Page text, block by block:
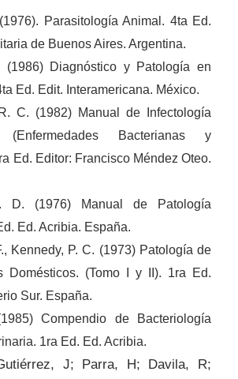
Parasitología Animal. 4ta Ed.
de Buenos Aires. Argentina.
(1986) Diagnóstico y Patología en
Ed. Edit. Interamericana. México.
C. (1982) Manual de Infectología
(Enfermedades Bacterianas y
Ed. Editor: Francisco Méndez Oteo.
D. (1976) Manual de Patología
Ed. Acribia. España.
Kennedy, P. C. (1973) Patología de
Domésticos. (Tomo I y II). 1ra Ed.
Sur. España.
Compendio de Bacteriología
1ra Ed. Ed. Acribia.
J; Parra, H; Davila, R;